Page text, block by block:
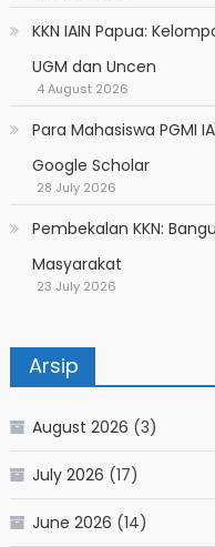
KKN IAIN Papua:
UGM dan Uncen
4 August 2026
Para Mahasiswa PGMI
Google Scholar
28 July 2026
Pembekalan KKN:
Masyarakat
23 July 2026
Arsip
August 2026 (3)
July 2026 (17)
June 2026 (14)